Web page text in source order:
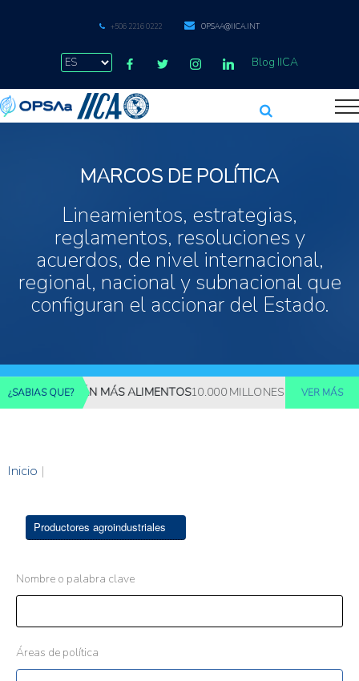
+506 2216 0222 OPSAA@IICA.INT
Blog IICA
MARCOS DE POLÍTICA
Lineamientos, estrategias,
reglamentos, resoluciones y
acuerdos, de nivel internacional,
regional, nacional y subnacional que
configuran el accionar del Estado.
¿SABIAS QUE?MÁS ALIMENTOS10.000 MILLONES DE PERSONAS
VER MÁS
Inicio |
Productores agroindustriales
Nombre o palabra clave
Áreas de política